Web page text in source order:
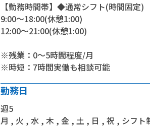
【勤務時間帯】◆通常シフト(時間固定)
9:00〜18:00(休憩1:00)
12:00〜21:00(休憩1:00)
※残業：0〜5時間程度/月
※時短：7時間実働も相談可能
勤務日
週5
月 , 火 , 水 , 木 , 金 , 土 , 日 , 祝 , シフト